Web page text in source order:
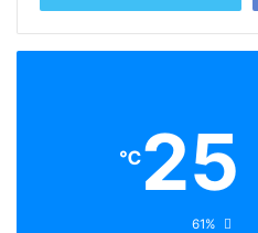
25
℃
الرطوبة: